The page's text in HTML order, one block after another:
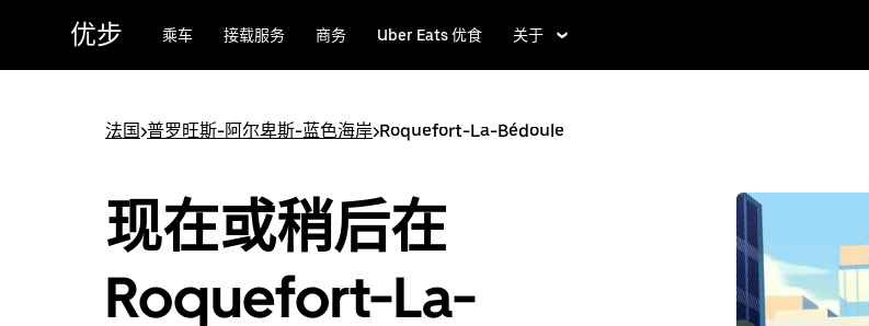
优步 乘车 接载服务 商务 Uber Eats 优食 关于
法国>普罗旺斯-阿尔卑斯-蓝色海岸>Roquefort-La-Bédoule
现在或稍后在
Roquefort-La-